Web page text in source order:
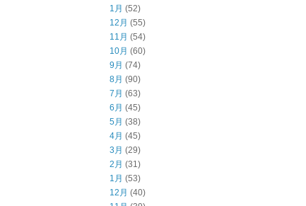
1月 (52)
12月 (55)
11月 (54)
10月 (60)
9月 (74)
8月 (90)
7月 (63)
6月 (45)
5月 (38)
4月 (45)
3月 (29)
2月 (31)
1月 (53)
12月 (40)